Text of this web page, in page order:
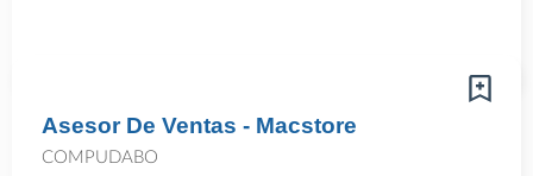
Asesor De Ventas - Macstore
COMPUDABO